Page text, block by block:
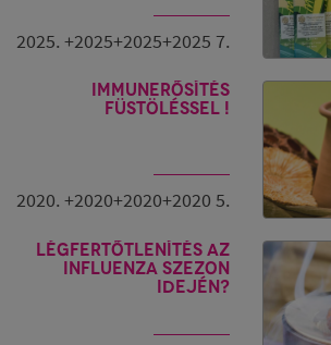
2025. +2025+2025+2025 7.
Immunerősítés
füstöléssel !
2020. +2020+2020+2020 5.
Légfertőtlenítés az
influenza szezon
idején?